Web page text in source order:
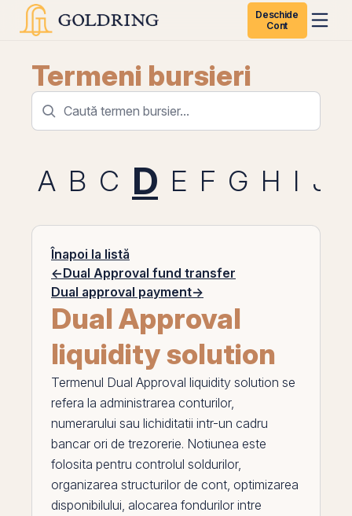
Deschide
Cont
Termeni bursieri
A B C D E F G H I J
Înapoi la listă
←Dual Approval fund transfer
Dual approval payment→
Dual Approval
liquidity solution
Termenul Dual Approval liquidity solution se
refera la administrarea conturilor,
numerarului sau lichiditatii intr-un cadru
bancar ori de trezorerie. Notiunea este
folosita pentru controlul soldurilor,
organizarea structurilor de cont, optimizarea
disponibilului, alocarea fondurilor intre